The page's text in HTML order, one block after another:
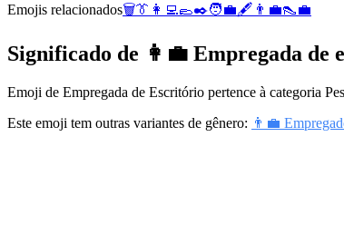
Emojis relacionados🗑️👔 👩‍💻🥿✒️🧑‍💼🖋️ 👨‍💼👠💼
Significado de 👩‍💼 Empregada de
Emoji de Empregada de Escritório pertence à categoria
Este emoji tem outras variantes de gênero: 👨‍💼